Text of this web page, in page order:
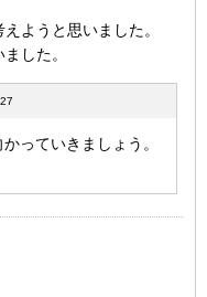
ようと思いました。
した。
っていきましょう。